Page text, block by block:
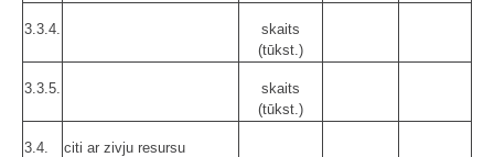
3.3.4.
skaits
(tūkst.)
3.3.5.
skaits
(tūkst.)
3.4.
citi ar zivju resursu